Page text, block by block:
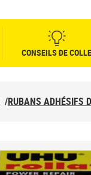
CONSEILS DE COLLE
/RUBANS ADHÉSIFS